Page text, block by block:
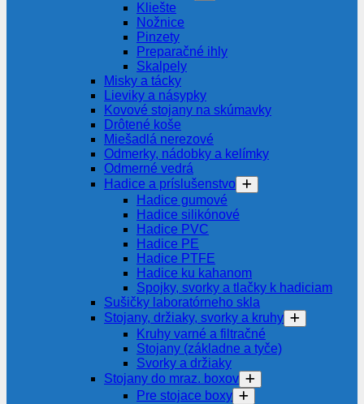
Kliešte
Nožnice
Pinzety
Preparačné ihly
Skalpely
Misky a tácky
Lieviky a násypky
Kovové stojany na skúmavky
Drôtené koše
Miešadlá nerezové
Odmerky, nádobky a kelímky
Odmerné vedrá
Hadice a príslušenstvo
Hadice gumové
Hadice silikónové
Hadice PVC
Hadice PE
Hadice PTFE
Hadice ku kahanom
Spojky, svorky a tlačky k hadiciam
Sušičky laboratórneho skla
Stojany, držiaky, svorky a kruhy
Kruhy varné a filtračné
Stojany (základne a tyče)
Svorky a držiaky
Stojany do mraz. boxov
Pre stojace boxy